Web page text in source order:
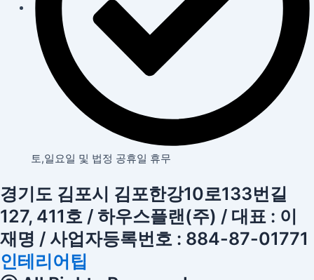
토,일요일 및 법정 공휴일 휴무
경기도 김포시 김포한강10로133번길
127, 411호 / 하우스플랜(주) / 대표 : 이
재명 / 사업자등록번호 : 884-87-01771
인테리어팁